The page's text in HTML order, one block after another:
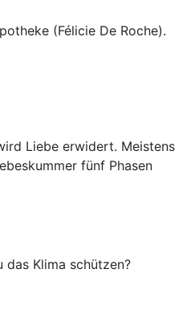
(Félicie De Roche).
Liebe erwidert. Meistens
fünf Phasen
das Klima schützen?